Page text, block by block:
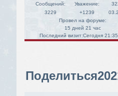
Сообщений:
3229
Уважение:
+1239
Провел на форуме:
15 дней 21 час
Последний визит:Сегодня
Поделиться